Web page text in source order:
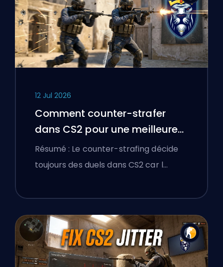
12 Jul 2026
Comment counter-strafer
dans CS2 pour une meilleure
précision
Résumé : Le counter-strafing décide
toujours des duels dans CS2 car l…